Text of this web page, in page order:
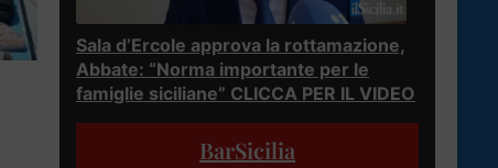
Sala d’Ercole approva la rottamazione,
Abbate: “Norma importante per le
famiglie siciliane” CLICCA PER IL VIDEO
BarSicilia